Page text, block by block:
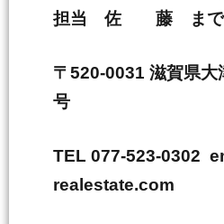
担当 佐 藤 まで
〒520-0031 滋賀県大
号
TEL 077-523-0302
realestate.com